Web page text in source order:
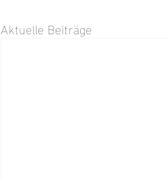
Aktuelle Beiträge